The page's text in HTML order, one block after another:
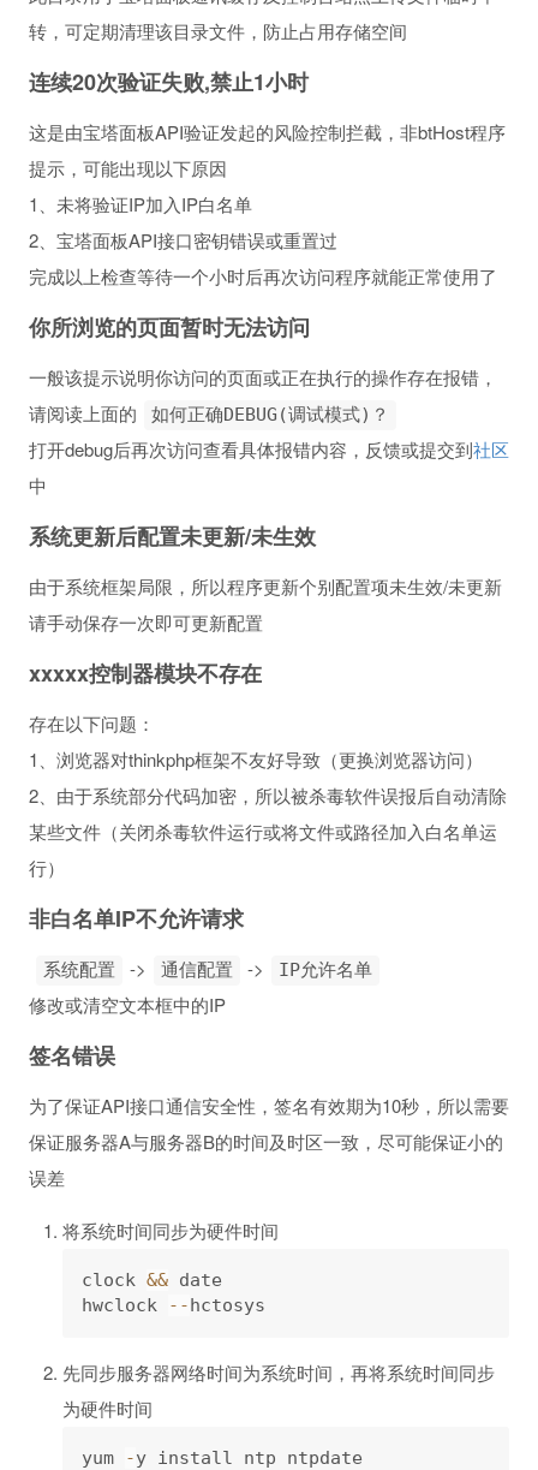
转，可定期清理该目录文件，防止占用存储空间
连续20次验证失败,禁止1小时
这是由宝塔面板API验证发起的风险控制拦截，非btHost程序
提示，可能出现以下原因
1、未将验证IP加入IP白名单
2、宝塔面板API接口密钥错误或重置过
完成以上检查等待一个小时后再次访问程序就能正常使用了
你所浏览的页面暂时无法访问
一般该提示说明你访问的页面或正在执行的操作存在报错，
请阅读上面的
如何正确DEBUG(调试模式)？
打开debug后再次访问查看具体报错内容，反馈或提交到社区
中
系统更新后配置未更新/未生效
由于系统框架局限，所以程序更新个别配置项未生效/未更新
请手动保存一次即可更新配置
xxxxx控制器模块不存在
存在以下问题：
1、浏览器对thinkphp框架不友好导致（更换浏览器访问）
2、由于系统部分代码加密，所以被杀毒软件误报后自动清除
某些文件（关闭杀毒软件运行或将文件或路径加入白名单运
行）
非白名单IP不允许请求
系统配置 -> 通信配置 -> IP允许名单
修改或清空文本框中的IP
签名错误
为了保证API接口通信安全性，签名有效期为10秒，所以需要
保证服务器A与服务器B的时间及时区一致，尽可能保证小的
误差
将系统时间同步为硬件时间
clock && date
hwclock
--
先同步服务器网络时间为系统时间，再将系统时间同步
为硬件时间
yum -y install ntp ntpdate